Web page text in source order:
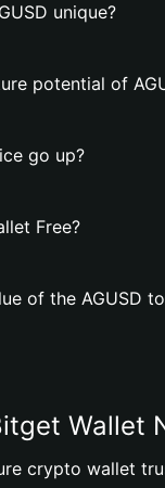
unique?
potential of
go up?
Free?
of the AGUSD
Wallet
crypto wallet